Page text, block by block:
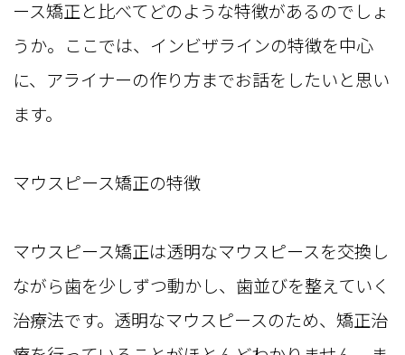
ース矯正と比べてどのような特徴があるのでしょ
うか。ここでは、インビザラインの特徴を中心
に、アライナーの作り方までお話をしたいと思い
ます。
マウスピース矯正の特徴
マウスピース矯正は透明なマウスピースを交換し
ながら歯を少しずつ動かし、歯並びを整えていく
治療法です。透明なマウスピースのため、矯正治